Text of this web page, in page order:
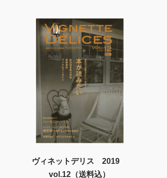
ヴィネットデリス 2019
vol.12（送料込）